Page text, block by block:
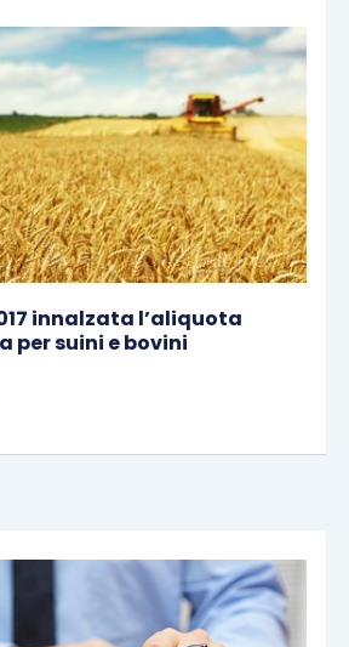
innalzata l’aliquota
per suini e bovini